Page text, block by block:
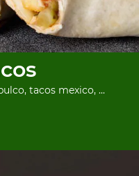
tacos mexico, ...